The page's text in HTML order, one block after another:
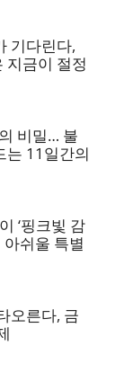
기다린다,
지금이 절정
비밀… 불
는 11일간의
‘핑크빛 감
아쉬울 특별
오른다, 금